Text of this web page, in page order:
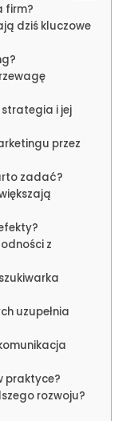
firm?
dziś kluczowe
strategia i jej
przez
zadać?
z
uzupełnia
praktyce?
rozwoju?